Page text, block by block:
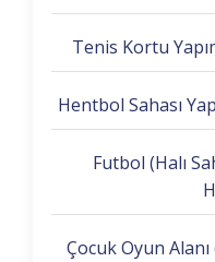
Tenis Kortu
Hentbol Sahası
Futbol (Halı
Çocuk Oyun Alanı